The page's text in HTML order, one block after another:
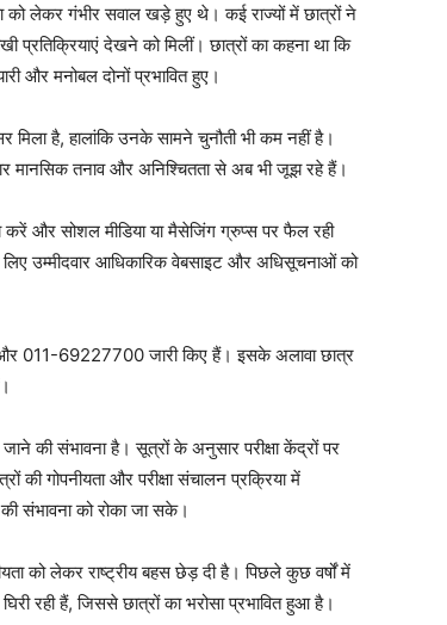
About
Contact us
My account
को लेकर गंभीर सवाल खड़े हुए थे। कई राज्यों में छात्रों ने
प्रतिक्रियाएं देखने को मिलीं। छात्रों का कहना था कि
और मनोबल दोनों प्रभावित हुए।
मिला है, हालांकि उनके सामने चुनौती भी कम नहीं है।
मानसिक तनाव और अनिश्चितता से अब भी जूझ रहे हैं।
और सोशल मीडिया या मैसेजिंग ग्रुप्स पर फैल रही
उम्मीदवार आधिकारिक वेबसाइट और अधिसूचनाओं को
011-69227700 जारी किए हैं। इसके अलावा छात्र
की संभावना है। सूत्रों के अनुसार परीक्षा केंद्रों पर
की गोपनीयता और परीक्षा संचालन प्रक्रिया में
की संभावना को रोका जा सके।
को लेकर राष्ट्रीय बहस छेड़ दी है। पिछले कुछ वर्षों में
रही हैं, जिससे छात्रों का भरोसा प्रभावित हुआ है।